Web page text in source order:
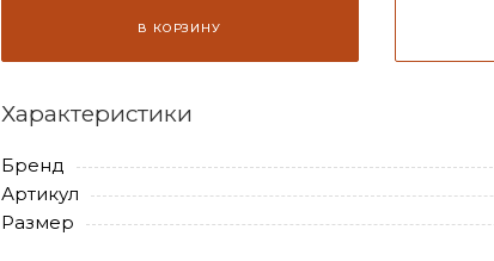
В КОРЗИНУ
Характеристики
Бренд
Артикул
Размер